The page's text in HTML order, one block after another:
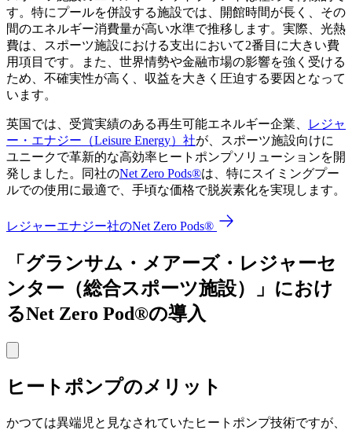
す。特にプールを併設する施設では、開館時間が長く、その
間のエネルギー消費量が高い水準で推移します。実際、光熱
費は、スポーツ施設における支出において2番目に大きい費
用項目です。また、世界情勢や金融市場の影響を強く受ける
ため、不確実性が高く、収益を大きく圧迫する要因となって
います。
英国では、受賞実績のある再生可能エネルギー企業、
レジャ
ー・エナジー（Leisure Energy）社が、スポーツ施設向けに
ユニークで革新的な高効率ヒートポンプソリューションを開
発しました。同社のNet Zero Pods®は、特にスイミングプー
ルでの使用に最適で、手頃な価格で脱炭素化を実現します。
レジャーエナジー社のNet Zero Pods®
「グランサム・メアーズ・レジャーセ
ンター（総合スポーツ施設）」におけ
るNet Zero Pod®の導入
ヒートポンプのメリット
かつては異端児と見なされていたヒートポンプ技術ですが、